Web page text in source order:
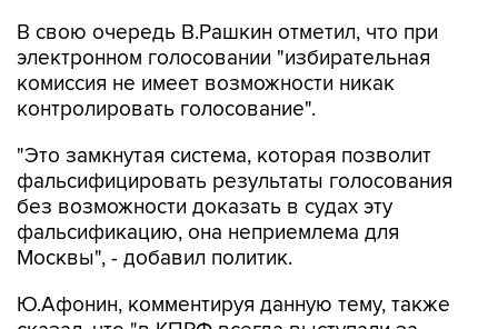
В свою очередь В.Рашкин отметил, что при
электронном голосовании "избирательная
комиссия не имеет возможности никак
контролировать голосование".
"Это замкнутая система, которая позволит
фальсифицировать результаты голосования
без возможности доказать в судах эту
фальсификацию, она неприемлема для
Москвы", - добавил политик.
Ю.Афонин, комментируя данную тему, также